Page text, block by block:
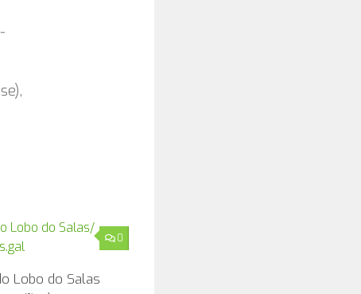
0
Lobo do Salas